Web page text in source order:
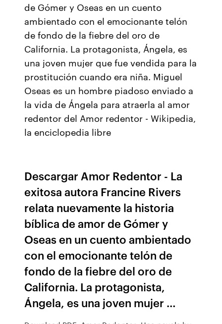
de Gómer y Oseas en un cuento
ambientado con el emocionante telón
de fondo de la fiebre del oro de
California. La protagonista, Ángela, es
una joven mujer que fue vendida para la
prostitución cuando era niña. Miguel
Oseas es un hombre piadoso enviado a
la vida de Ángela para atraerla al amor
redentor del Amor redentor - Wikipedia,
la enciclopedia libre
Descargar Amor Redentor - La
exitosa autora Francine Rivers
relata nuevamente la historia
bíblica de amor de Gómer y
Oseas en un cuento ambientado
con el emocionante telón de
fondo de la fiebre del oro de
California. La protagonista,
Ángela, es una joven mujer …